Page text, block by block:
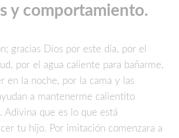
y comportamiento.
gracias Dios por este día, por el
por el agua caliente para bañarme,
en la noche, por la cama y las
a mantenerme calientito
Adivina que es lo que está
tu hijo. Por imitación comenzara a